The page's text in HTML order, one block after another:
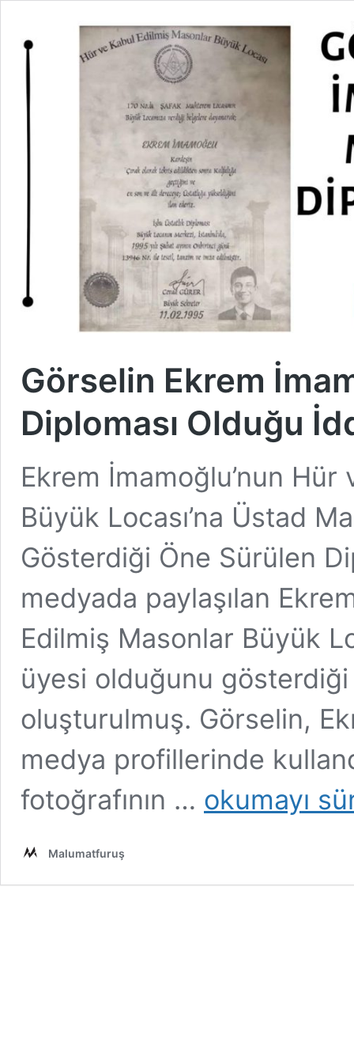
Görselin Ekrem
Diploması Olduğu
Ekrem İmamoğlu’nun
Büyük Locası’na Üstad
Gösterdiği Öne Sürülen
medyada paylaşılan
Edilmiş Masonlar Büyük
üyesi olduğunu
oluşturulmuş. Görselin,
medya profillerinde
fotoğrafının …
Görselin
Ekrem
Olduğu
okumayı
Malumatfuruş